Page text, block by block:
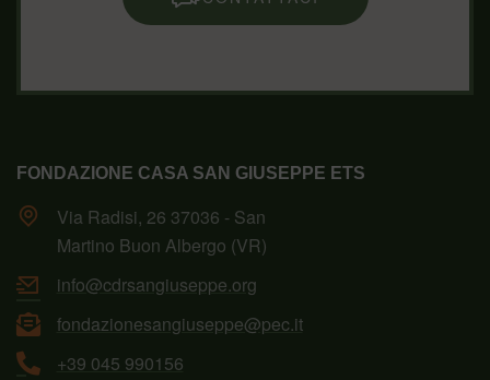
FONDAZIONE CASA SAN GIUSEPPE ETS
Via Radisi, 26 37036 - San
Martino Buon Albergo (VR)
info@cdrsangiuseppe.org
fondazionesangiuseppe@pec.it
+39 045 990156